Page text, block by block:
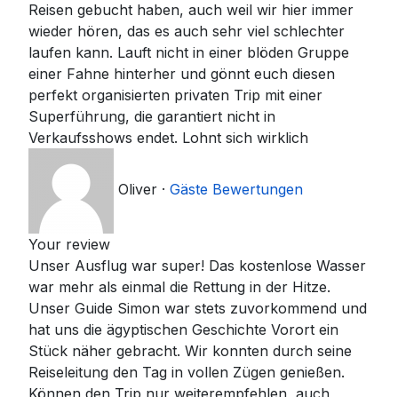
Reisen gebucht haben, auch weil wir hier immer
wieder hören, das es auch sehr viel schlechter
laufen kann. Lauft nicht in einer blöden Gruppe
einer Fahne hinterher und gönnt euch diesen
perfekt organisierten privaten Trip mit einer
Superführung, die garantiert nicht in
Verkaufsshows endet. Lohnt sich wirklich
Oliver · Gäste Bewertungen
Your review
Unser Ausflug war super! Das kostenlose Wasser
war mehr als einmal die Rettung in der Hitze.
Unser Guide Simon war stets zuvorkommend und
hat uns die ägyptischen Geschichte Vorort ein
Stück näher gebracht. Wir konnten durch seine
Reiseleitung den Tag in vollen Zügen genießen.
Können den Trip nur weiterempfehlen, auch